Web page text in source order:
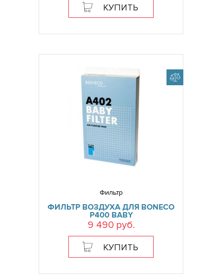
КУПИТЬ
Фильтр
ФИЛЬТР ВОЗДУХА ДЛЯ BONECO
P400 BABY
9 490 руб.
КУПИТЬ